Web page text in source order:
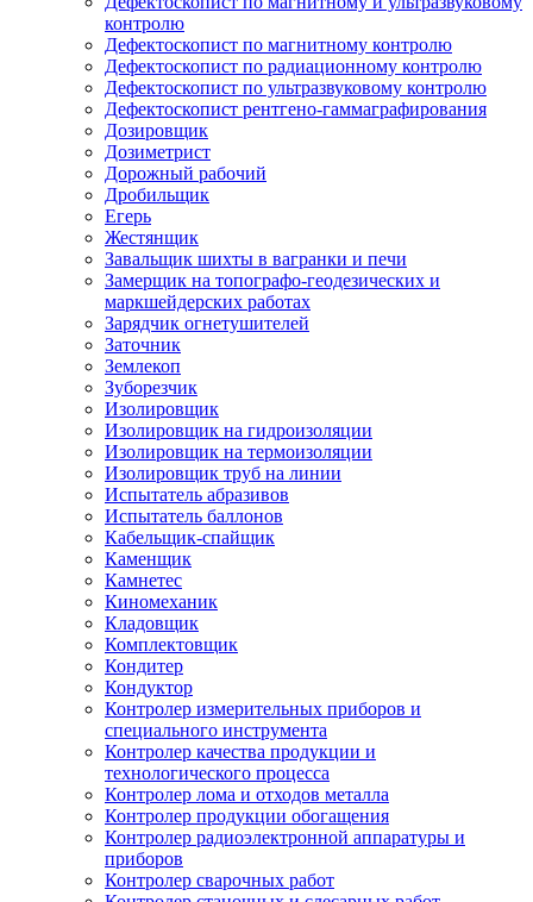
контролю
Дефектоскопист по магнитному контролю
Дефектоскопист по радиационному контролю
Дефектоскопист по ультразвуковому контролю
Дефектоскопист рентгено-гаммаграфирования
Дозировщик
Дозиметрист
Дорожный рабочий
Дробильщик
Егерь
Жестянщик
Завальщик шихты в вагранки и печи
Замерщик на топографо-геодезических и
маркшейдерских работах
Зарядчик огнетушителей
Заточник
Землекоп
Зуборезчик
Изолировщик
Изолировщик на гидроизоляции
Изолировщик на термоизоляции
Изолировщик труб на линии
Испытатель абразивов
Испытатель баллонов
Кабельщик-спайщик
Каменщик
Камнетес
Киномеханик
Кладовщик
Комплектовщик
Кондитер
Кондуктор
Контролер измерительных приборов и
специального инструмента
Контролер качества продукции и
технологического процесса
Контролер лома и отходов металла
Контролер продукции обогащения
Контролер радиоэлектронной аппаратуры и
приборов
Контролер сварочных работ